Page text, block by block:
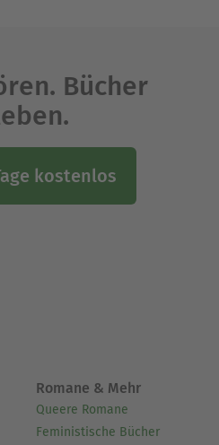
Bücher
kostenlos
Romane & Mehr
Queere Romane
Feministische Bücher